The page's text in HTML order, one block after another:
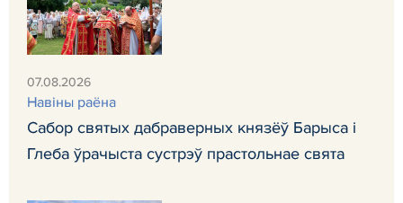
07.08.2026
Навiны раёна
Сабор святых дабраверных князёў Барыса і
Глеба ўрачыста сустрэў прастольнае свята